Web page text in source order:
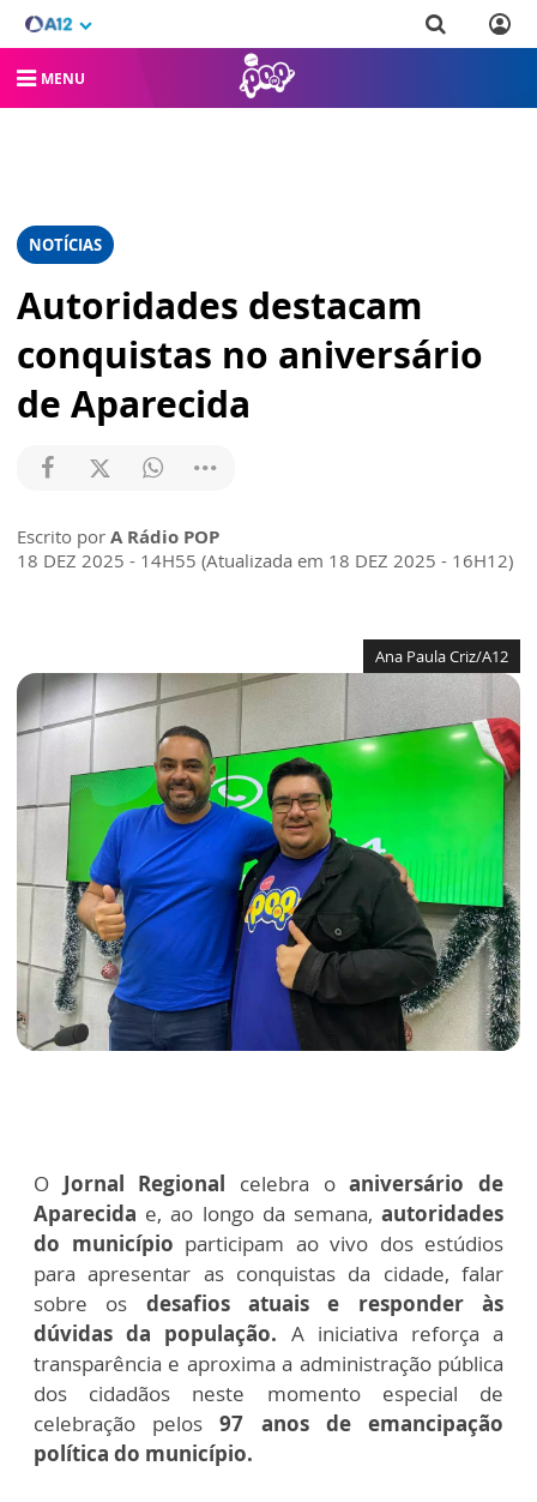
MENU
NOTÍCIAS
Autoridades destacam
conquistas no aniversário
de Aparecida
Escrito por A Rádio POP
18 DEZ 2025 - 14H55 (Atualizada em 18 DEZ 2025 - 16H12)
Ana Paula Criz/A12
O Jornal Regional celebra oaniversário de
Aparecida e, ao longo da semana, autoridades
do município participam ao vivo dos estúdios
para apresentar as conquistas da cidade, falar
sobre os desafios atuais e responder às
dúvidas da população. A iniciativa reforça a
transparência e aproxima a administração pública
dos cidadãos neste momento especial de
celebração pelos 97 anos de emancipação
política do município.